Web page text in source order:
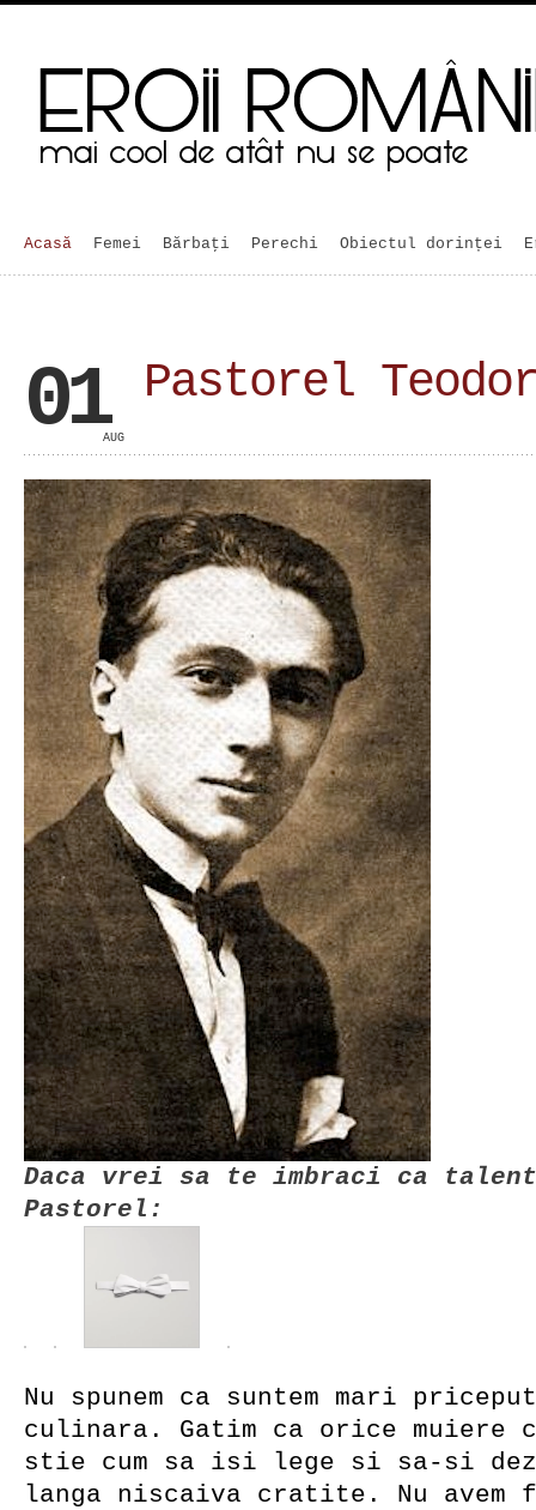
Acasă Femei Bărbaţi Perechi Obiectul dorinței
01AUG
Pastorel
Daca vrei sa te imbraci ca
Pastorel:
Nu spunem ca suntem mari
culinara. Gatim ca orice muiere
stie cum sa isi lege si sa-si
langa niscaiva cratite. Nu